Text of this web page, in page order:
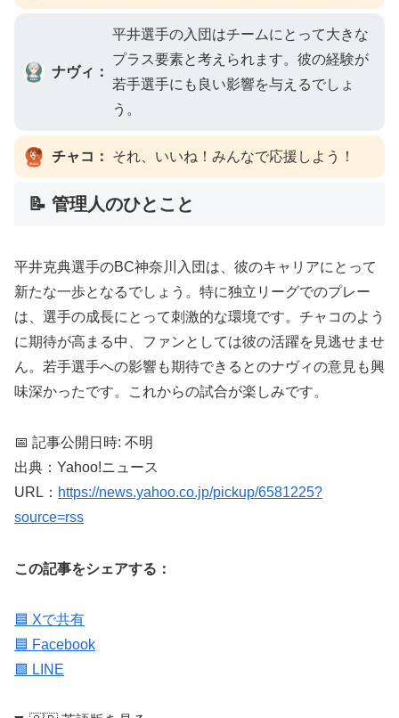
ナヴィ：
平井選手の入団はチームにとって大きな
プラス要素と考えられます。彼の経験が
若手選手にも良い影響を与えるでしょ
う。
チャコ： それ、いいね！みんなで応援しよう！
📝 管理人のひとこと
平井克典選手のBC神奈川入団は、彼のキャリアにとって
新たな一歩となるでしょう。特に独立リーグでのプレー
は、選手の成長にとって刺激的な環境です。チャコのよう
に期待が高まる中、ファンとしては彼の活躍を見逃せませ
ん。若手選手への影響も期待できるとのナヴィの意見も興
味深かったです。これからの試合が楽しみです。
📅 記事公開日時: 不明
出典：Yahoo!ニュース
URL： https://news.yahoo.co.jp/pickup/6581225?
source=rss
この記事をシェアする：
🟦 Xで共有
🟦 Facebook
🟩 LINE